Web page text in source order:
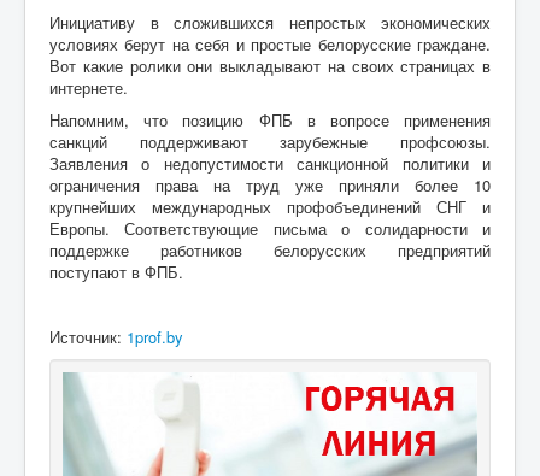
Инициативу в сложившихся непростых экономических
условиях берут на себя и простые белорусские граждане.
Вот какие ролики они выкладывают на своих страницах в
интернете.
Напомним, что позицию ФПБ в вопросе применения
санкций поддерживают зарубежные профсоюзы.
Заявления о недопустимости санкционной политики и
ограничения права на труд уже приняли более 10
крупнейших международных профобъединений СНГ и
Европы. Соответствующие письма о солидарности и
поддержке работников белорусских предприятий
поступают в ФПБ.
Источник: 1prof.by